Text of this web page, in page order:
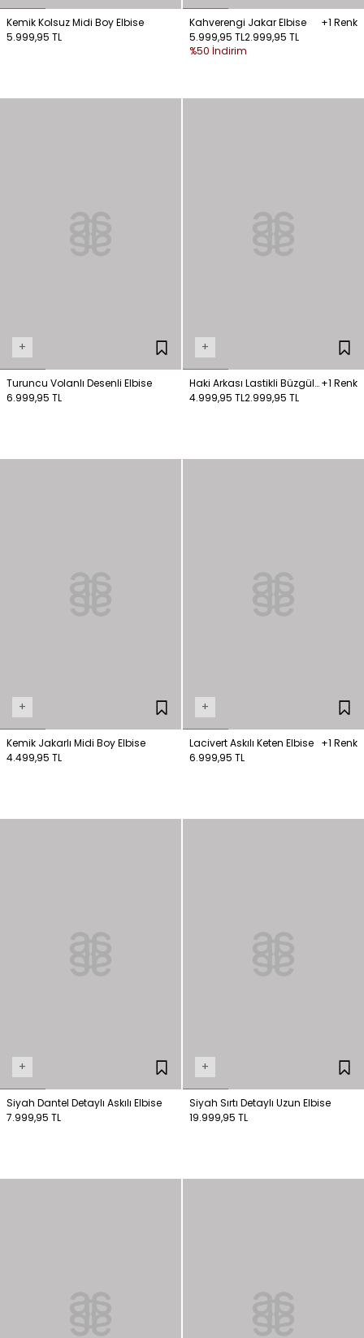
Kemik Kolsuz Midi Boy Elbise
5.999,95 TL
Kahverengi Jakar Elbise
+1 Renk
5.999,95 TL2.999,95 TL
%50 İndirim
+
Turuncu Volanlı Desenli Elbise
6.999,95 TL
+
Haki Arkası Lastikli Büzgülü
Elbise
+1 Renk
4.999,95 TL2.999,95 TL
+
Kemik Jakarlı Midi Boy Elbise
4.499,95 TL
+
Lacivert Askılı Keten Elbise +1 Renk
6.999,95 TL
+
Siyah Dantel Detaylı Askılı Elbise
7.999,95 TL
+
Siyah Sırtı Detaylı Uzun Elbise
19.999,95 TL